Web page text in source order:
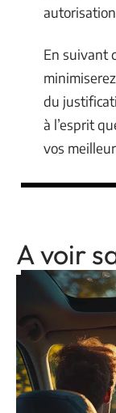
En suivant
du
à l’esprit
vos
A voir